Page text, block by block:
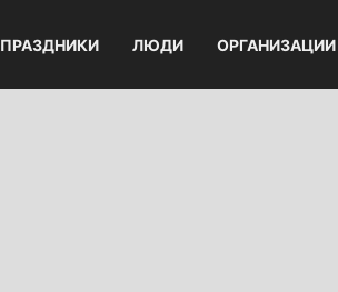
ПРАЗДНИКИ ЛЮДИ ОРГАНИЗАЦИИ